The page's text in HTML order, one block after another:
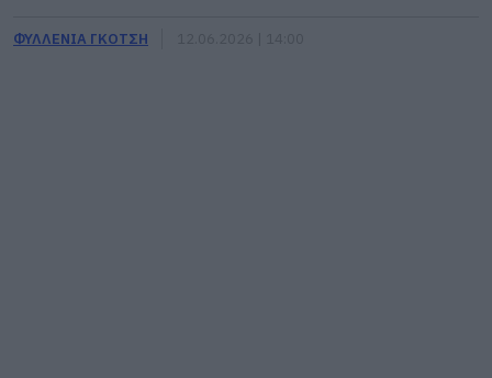
ΦΥΛΛΕΝΙΑ ΓΚΟΤΣΗ